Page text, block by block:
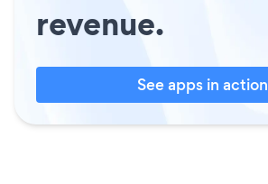
revenue.
See apps in action